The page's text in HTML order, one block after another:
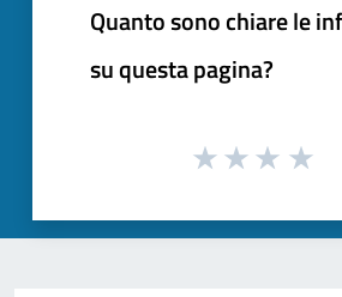
Quanto sono chiare le
su questa pagina?